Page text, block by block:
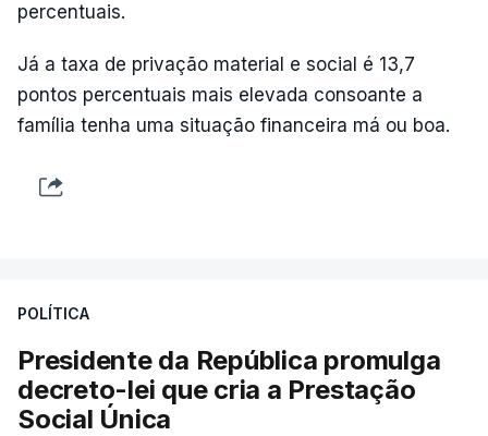
percentuais.
Já a taxa de privação material e social é 13,7
pontos percentuais mais elevada consoante a
família tenha uma situação financeira má ou boa.
POLÍTICA
Presidente da República promulga
decreto-lei que cria a Prestação
Social Única